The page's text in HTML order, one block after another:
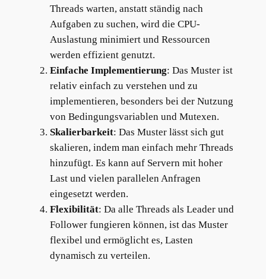
Threads warten, anstatt ständig nach
Aufgaben zu suchen, wird die CPU-
Auslastung minimiert und Ressourcen
werden effizient genutzt.
Einfache Implementierung: Das Muster ist
relativ einfach zu verstehen und zu
implementieren, besonders bei der Nutzung
von Bedingungsvariablen und Mutexen.
Skalierbarkeit: Das Muster lässt sich gut
skalieren, indem man einfach mehr Threads
hinzufügt. Es kann auf Servern mit hoher
Last und vielen parallelen Anfragen
eingesetzt werden.
Flexibilität: Da alle Threads als Leader und
Follower fungieren können, ist das Muster
flexibel und ermöglicht es, Lasten
dynamisch zu verteilen.